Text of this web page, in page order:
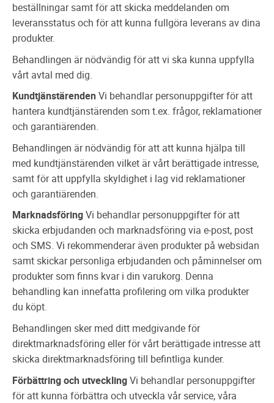
beställningar samt för att skicka meddelanden om
leveransstatus och för att kunna fullgöra leverans av dina
produkter.
Behandlingen är nödvändig för att vi ska kunna uppfylla
vårt avtal med dig.
Kundtjänstärenden Vi behandlar personuppgifter för att
hantera kundtjänstärenden som t.ex. frågor, reklamationer
och garantiärenden.
Behandlingen är nödvändig för att att kunna hjälpa till
med kundtjänstärenden vilket är vårt berättigade intresse,
samt för att uppfylla skyldighet i lag vid reklamationer
och garantiärenden.
MarknadsföringVi behandlar personuppgifter för att
skicka erbjudanden och marknadsföring via e-post, post
och SMS. Vi rekommenderar även produkter på websidan
samt skickar personliga erbjudanden och påminnelser om
produkter som finns kvar i din varukorg. Denna
behandling kan innefatta profilering om vilka produkter
du köpt.
Behandlingen sker med ditt medgivande för
direktmarknadsföring eller för vårt berättigade intresse att
skicka direktmarknadsföring till befintliga kunder.
Förbättring och utvecklingVi behandlar personuppgifter
för att kunna förbättra och utveckla vår service, våra